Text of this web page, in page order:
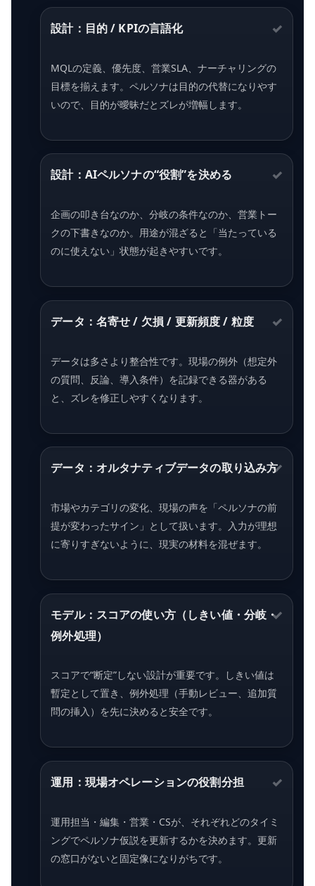
設計：目的 / KPIの言語化
MQLの定義、優先度、営業SLA、ナーチャリングの
目標を揃えます。ペルソナは目的の代替になりやす
いので、目的が曖昧だとズレが増幅します。
設計：AIペルソナの“役割”を決める
企画の叩き台なのか、分岐の条件なのか、営業トー
クの下書きなのか。用途が混ざると「当たっている
のに使えない」状態が起きやすいです。
データ：名寄せ / 欠損 / 更新頻度 / 粒度
データは多さより整合性です。現場の例外（想定外
の質問、反論、導入条件）を記録できる器がある
と、ズレを修正しやすくなります。
データ：オルタナティブデータの取り込み方
市場やカテゴリの変化、現場の声を「ペルソナの前
提が変わったサイン」として扱います。入力が理想
に寄りすぎないように、現実の材料を混ぜます。
モデル：スコアの使い方（しきい値・分岐・
例外処理）
スコアで“断定”しない設計が重要です。しきい値は
暫定として置き、例外処理（手動レビュー、追加質
問の挿入）を先に決めると安全です。
運用：現場オペレーションの役割分担
運用担当・編集・営業・CSが、それぞれどのタイミ
ングでペルソナ仮説を更新するかを決めます。更新
の窓口がないと固定像になりがちです。